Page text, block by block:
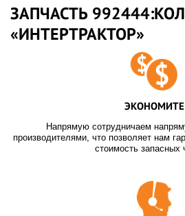
ЗАПЧАСТЬ
«ИНТЕРТРАКТОР»
ЭКОНОМИТЕ
Напрямую сотрудничаем
производителями, что позволяет нам
стоимость запасных